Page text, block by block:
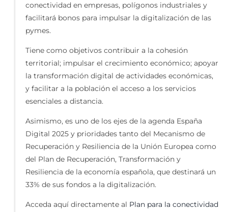
conectividad en empresas, polígonos industriales y
facilitará bonos para impulsar la digitalización de las
pymes.
Tiene como objetivos contribuir a la cohesión
territorial; impulsar el crecimiento económico; apoyar
la transformación digital de actividades económicas,
y facilitar a la población el acceso a los servicios
esenciales a distancia.
Asimismo, es uno de los ejes de la agenda España
Digital 2025 y prioridades tanto del Mecanismo de
Recuperación y Resiliencia de la Unión Europea como
del Plan de Recuperación, Transformación y
Resiliencia de la economía española, que destinará un
33% de sus fondos a la digitalización.
Acceda aquí directamente al Plan para la conectividad